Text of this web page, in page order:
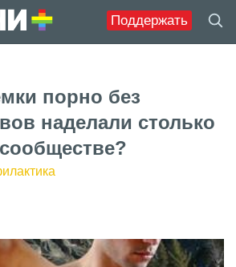
Поддержать
порно без
наделали столько